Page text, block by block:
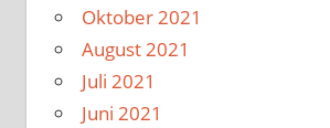
Oktober 2021
August 2021
Juli 2021
Juni 2021